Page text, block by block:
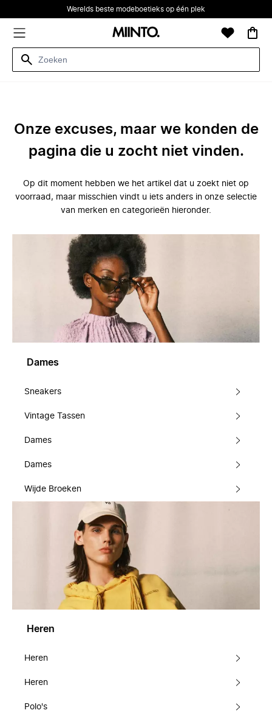
Werelds beste modeboetieks op één plek
Onze excuses, maar we konden de
pagina die u zocht niet vinden.
Op dit moment hebben we het artikel dat u zoekt niet op
voorraad, maar misschien vindt u iets anders in onze selectie
van merken en categorieën hieronder.
Dames
Sneakers
Vintage Tassen
Dames
Dames
Wijde Broeken
Heren
Heren
Heren
Polo's